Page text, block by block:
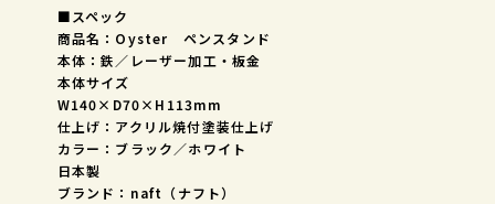
■スペック
商品名：Oyster ペンスタンド
本体：鉄／レーザー加工・板金
本体サイズ
W140×D70×H113mm
仕上げ：アクリル焼付塗装仕上げ
カラー：ブラック／ホワイト
日本製
ブランド：naft（ナフト）